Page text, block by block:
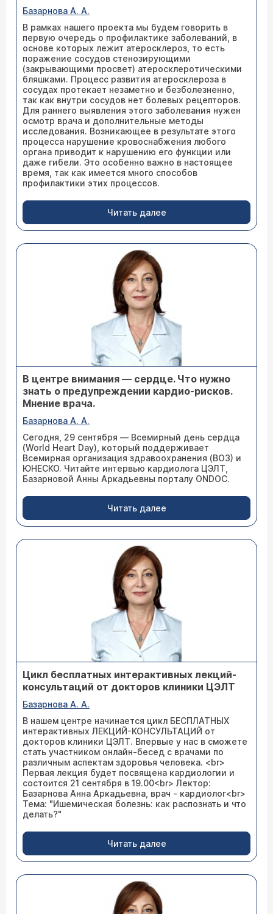
Базарнова А. А.
В рамках нашего проекта мы будем говорить в
первую очередь о профилактике заболеваний, в
основе которых лежит атеросклероз, то есть
поражение сосудов стенозирующими
(закрывающими просвет) атеросклеротическими
бляшками. Процесс развития атеросклероза в
сосудах протекает незаметно и безболезненно,
так как внутри сосудов нет болевых рецепторов.
Для раннего выявления этого заболевания нужен
осмотр врача и дополнительные методы
исследования. Возникающее в результате этого
процесса нарушение кровоснабжения любого
органа приводит к нарушению его функции или
даже гибели. Это особенно важно в настоящее
время, так как имеется много способов
профилактики этих процессов.
Читать далее
В центре внимания — сердце. Что нужно
знать о предупреждении кардио-рисков.
Мнение врача.
Базарнова А. А.
Сегодня, 29 сентября — Всемирный день сердца
(World Heart Day), который поддерживает
Всемирная организация здравоохранения (ВОЗ) и
ЮНЕСКО. Читайте интервью кардиолога ЦЭЛТ,
Базарновой Анны Аркадьевны порталу ONDOC.
Читать далее
Цикл бесплатных интерактивных лекций-
консультаций от докторов клиники ЦЭЛТ
Базарнова А. А.
В нашем центре начинается цикл БЕСПЛАТНЫХ
интерактивных ЛЕКЦИЙ-КОНСУЛЬТАЦИЙ от
докторов клиники ЦЭЛТ. Впервые у нас в сможете
стать участником онлайн-бесед с врачами по
различным аспектам здоровья человека. <br>
Первая лекция будет посвящена кардиологии и
состоится 21 сентября в 19.00<br> Лектор:
Базарнова Анна Аркадьевна, врач - кардиолог<br>
Тема: "Ишемическая болезнь: как распознать и что
делать?"
Читать далее